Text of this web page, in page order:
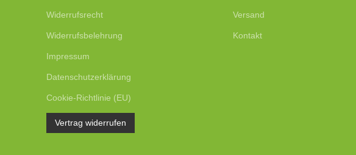
Widerrufsrecht
Widerrufsbelehrung
Impressum
Datenschutzerklärung
Cookie-Richtlinie (EU)
Vertrag widerrufen
Versand
Kontakt